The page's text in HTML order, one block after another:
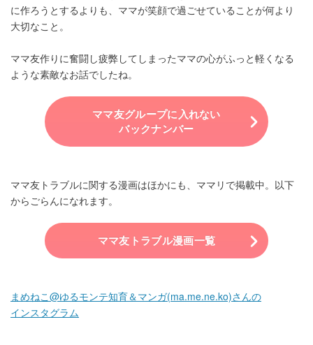
に作ろうとするよりも、ママが笑顔で過ごせていることが何より
大切なこと。
ママ友作りに奮闘し疲弊してしまったママの心がふっと軽くなる
ような素敵なお話でしたね。
ママ友グループに入れない
バックナンバー
ママ友トラブルに関する漫画はほかにも、ママリで掲載中。以下
からごらんになれます。
ママ友トラブル漫画一覧
まめねこ@ゆるモンテ知育＆マンガ(ma.me.ne.ko)さんの
インスタグラム